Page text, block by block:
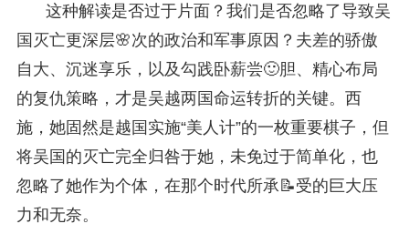
这种解读是否过于片面？我们是否忽略了导致吴
国灭亡更深层🌸次的政治和军事原因？夫差的骄傲
自大、沉迷享乐，以及勾践卧薪尝🙂胆、精心布局
的复仇策略，才是吴越两国命运转折的关键。西
施，她固然是越国实施“美人计”的一枚重要棋子，但
将吴国的灭亡完全归咎于她，未免过于简单化，也
忽略了她作为个体，在那个时代所承📝受的巨大压
力和无奈。